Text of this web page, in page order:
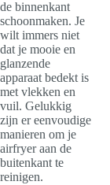
de binnenkant
schoonmaken. Je
wilt immers niet
dat je mooie en
glanzende
apparaat bedekt is
met vlekken en
vuil. Gelukkig
zijn er eenvoudige
manieren om je
airfryer aan de
buitenkant te
reinigen.